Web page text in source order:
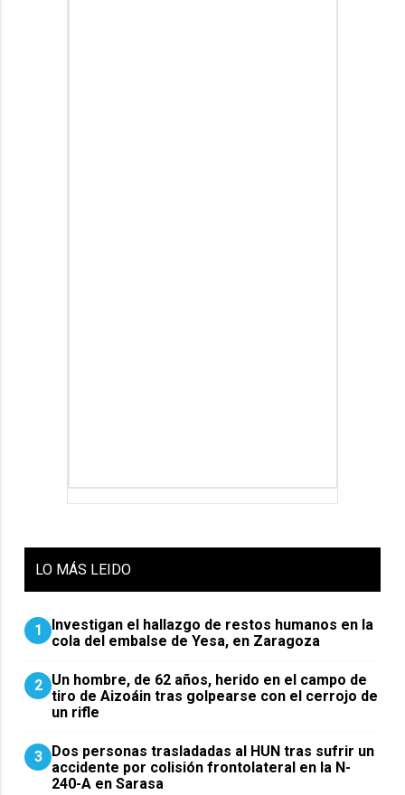
LO MÁS LEIDO
1
Investigan el hallazgo de restos humanos en la
cola del embalse de Yesa, en Zaragoza
2 Un hombre, de 62 años, herido en el campo de
tiro de Aizoáin tras golpearse con el cerrojo de
un rifle
3 ​Dos personas trasladadas al HUN tras sufrir un
accidente por colisión frontolateral en la N-
240-A en Sarasa